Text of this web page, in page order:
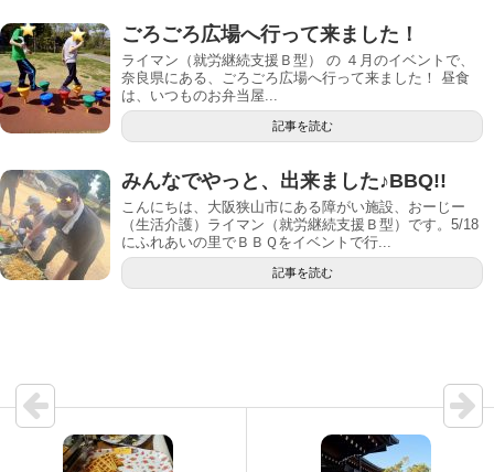
ごろごろ広場へ行って来ました！
ライマン（就労継続支援Ｂ型） の ４月のイベントで、
奈良県にある、ごろごろ広場へ行って来ました！ 昼食
は、いつものお弁当屋...
記事を読む
みんなでやっと、出来ました♪BBQ!!
こんにちは、大阪狭山市にある障がい施設、おーじー
（生活介護）ライマン（就労継続支援Ｂ型）です。5/18
にふれあいの里でＢＢＱをイベントで行...
記事を読む